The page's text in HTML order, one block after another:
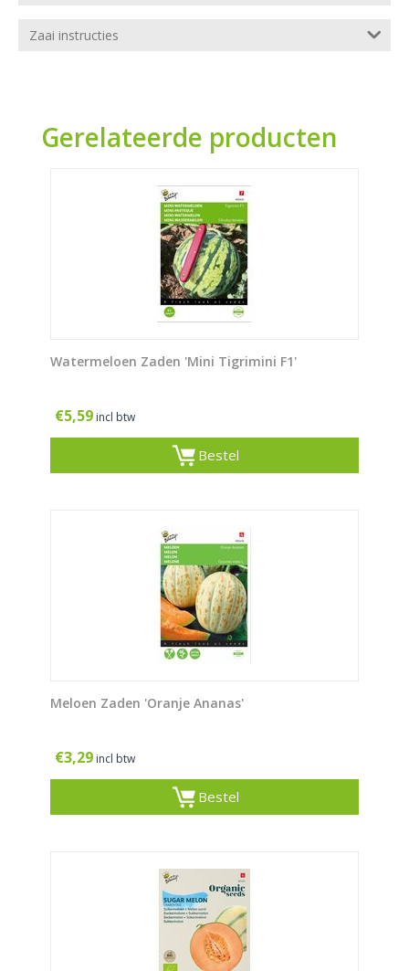
Zaai instructies
Gerelateerde producten
Watermeloen Zaden 'Mini Tigrimini F1'
€5,59 incl btw
Bestel
Meloen Zaden 'Oranje Ananas'
€3,29 incl btw
Bestel